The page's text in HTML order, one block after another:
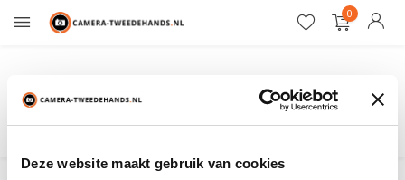
Deze website maakt gebruik van cookies
0